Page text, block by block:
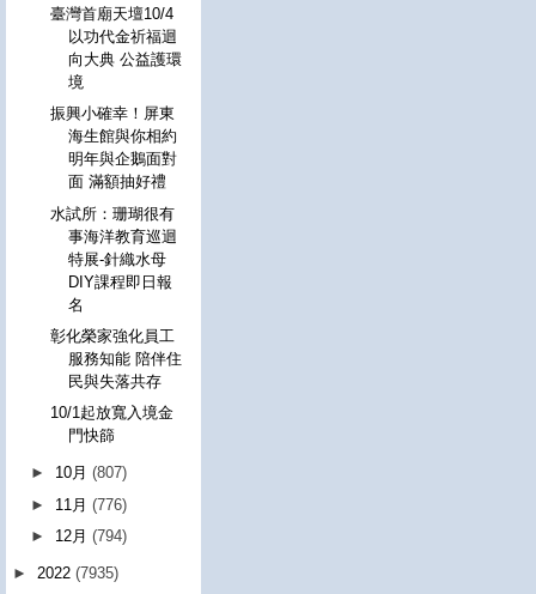
臺灣首廟天壇10/4
以功代金祈福迴
向大典 公益護環
境
振興小確幸！屏東
海生館與你相約
明年與企鵝面對
面 滿額抽好禮
水試所：珊瑚很有
事海洋教育巡迴
特展-針織水母
DIY課程即日報
名
彰化榮家強化員工
服務知能 陪伴住
民與失落共存
10/1起放寬入境金
門快篩
► 10月(807)
► 11月(776)
► 12月(794)
► 2022 (7935)